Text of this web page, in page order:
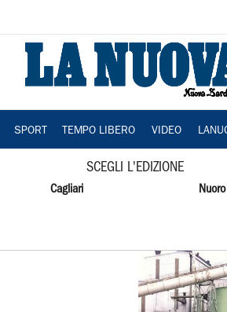
SPORT TEMPO LIBERO VIDEO
SCEGLI L'EDIZIONE
Cagliari Nuoro